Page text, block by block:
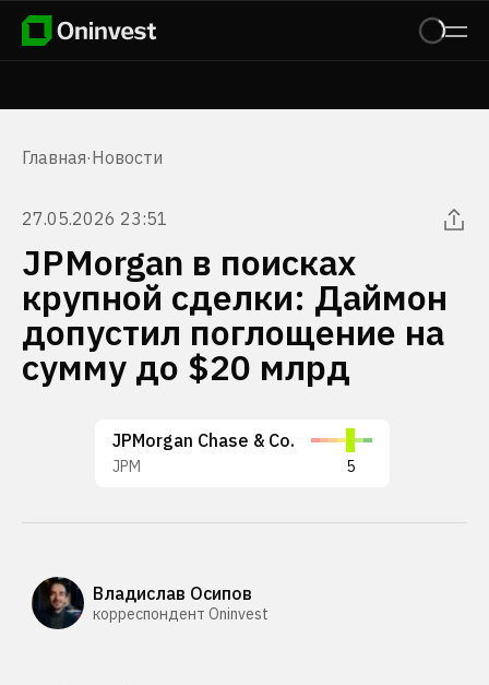
Главная·Новости
27.05.2026 23:51
JPMorgan в поисках
крупной сделки: Даймон
допустил поглощение на
сумму до $20 млрд
JPMorgan Chase & Co.
JPM 5
Владислав Осипов
корреспондент Oninvest